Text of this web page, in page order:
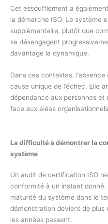
Cet essoufflement a
la démarche ISO. Le système
supplémentaire, plutôt que
se désengagent
davantage la dynamique.
Dans ces contextes, l’absence
cause unique de l’échec. Elle
dépendance aux personnes et
face aux aléas
La difficulté à démontrer la
système
Un audit de certification ISO
conformité à un instant
maturité du système dans le
démonstration devient de plus
les années passent.